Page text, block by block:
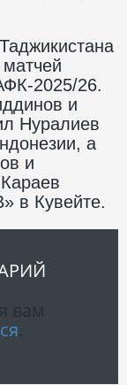
2025/26.
и
Нуралиев
а
и
в Кувейте.